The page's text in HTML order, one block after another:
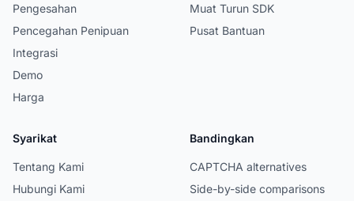
Pengesahan
Pencegahan Penipuan
Integrasi
Demo
Harga
Muat Turun SDK
Pusat Bantuan
Syarikat
Tentang Kami
Hubungi Kami
Bandingkan
CAPTCHA alternatives
Side-by-side comparisons